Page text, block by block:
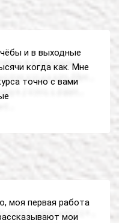
и в выходные
когда как. Мне
точно с вами
моя первая работа
мои